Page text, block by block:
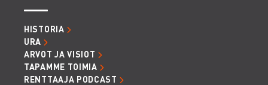
HISTORIA
URA
ARVOT JA VISIOT
TAPAMME TOIMIA
RENTTAAJA PODCAST